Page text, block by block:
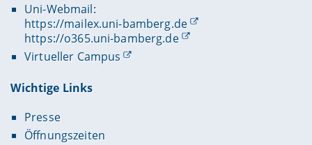
Uni-Webmail:
https://mailex.uni-bamberg.de
https://o365.uni-bamberg.de
Virtueller Campus
Wichtige Links
Presse
Öffnungszeiten